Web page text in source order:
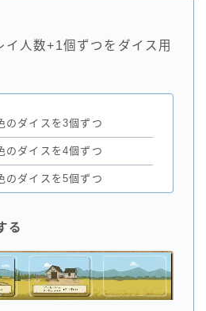
イ人数+1個ずつをダイス用
のダイスを3個ずつ
のダイスを4個ずつ
のダイスを5個ずつ
る